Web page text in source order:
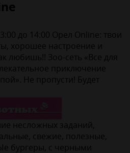
до 14:00 Орел Online: твои
хорошее настроение и
любишь!! Зоо-сеть «Все для
приключение
Не пропусти! Будет
несложных заданий,
свежие, полезные,
бургеры, с черными